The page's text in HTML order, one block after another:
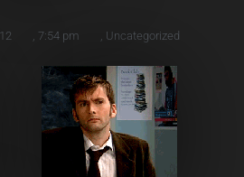
7:54 pm Uncategorized